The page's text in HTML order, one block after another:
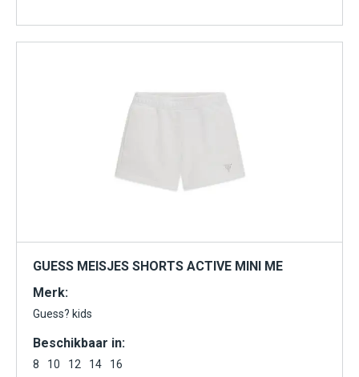
GUESS MEISJES SHORTS ACTIVE MINI ME
Merk:
Guess? kids
Beschikbaar in:
8 10 12 14 16